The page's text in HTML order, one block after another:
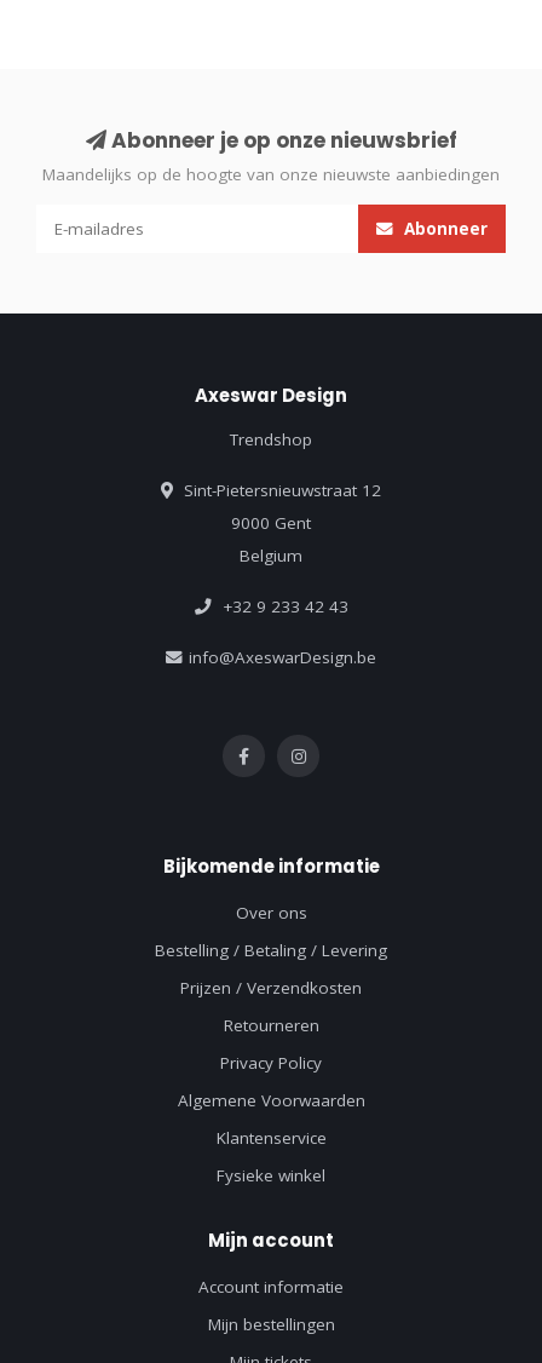
Abonneer je op onze nieuwsbrief
Maandelijks op de hoogte van onze nieuwste aanbiedingen
Abonneer
Axeswar Design
Trendshop
Sint-Pietersnieuwstraat 12
9000 Gent
Belgium
+32 9 233 42 43
info@AxeswarDesign.be
Bijkomende informatie
Over ons
Bestelling / Betaling / Levering
Prijzen / Verzendkosten
Retourneren
Privacy Policy
Algemene Voorwaarden
Klantenservice
Fysieke winkel
Mijn account
Account informatie
Mijn bestellingen